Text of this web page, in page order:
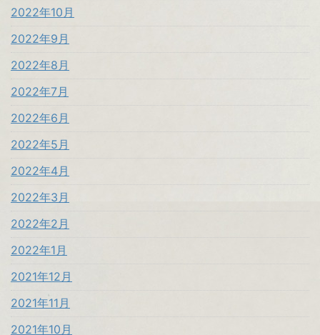
2022年10月
2022年9月
2022年8月
2022年7月
2022年6月
2022年5月
2022年4月
2022年3月
2022年2月
2022年1月
2021年12月
2021年11月
2021年10月